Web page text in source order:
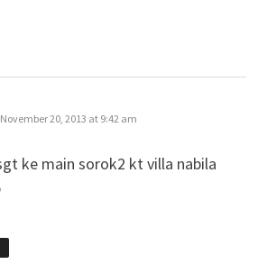
says:
November 20, 2013 at 9:42 am
ke main sorok2 kt villa nabila